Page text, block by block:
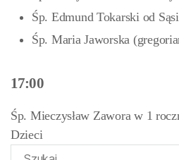
Śp. Edmund Tokarski od
Śp. Maria Jaworska
17:00
Śp. Mieczysław Zawora w 1
Dzieci
Szukaj: